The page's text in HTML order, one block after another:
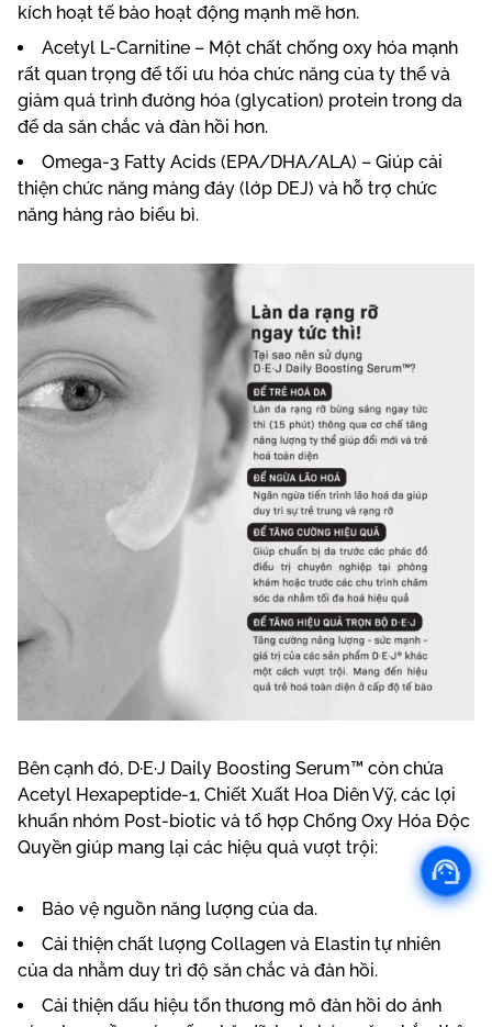
kích hoạt tế bào hoạt động mạnh mẽ hơn.
Acetyl L-Carnitine – Một chất chống oxy hóa mạnh
rất quan trọng để tối ưu hóa chức năng của ty thể và
giảm quá trình đường hóa (glycation) protein trong da
để da săn chắc và đàn hồi hơn.
Omega-3 Fatty Acids (EPA/DHA/ALA) – Giúp cải
thiện chức năng màng đáy (lớp DEJ) và hỗ trợ chức
năng hàng rào biểu bì.
Bên cạnh đó, D·E·J Daily Boosting Serum™ còn chứa
Acetyl Hexapeptide-1, Chiết Xuất Hoa Diên Vỹ, các lợi
khuẩn nhóm Post-biotic và tổ hợp Chống Oxy Hóa Độc
Quyền giúp mang lại các hiệu quả vượt trội:
Bảo vệ nguồn năng lượng của da.
Cải thiện chất lượng Collagen và Elastin tự nhiên
của da nhằm duy trì độ săn chắc và đàn hồi.
Cải thiện dấu hiệu tổn thương mô đàn hồi do ánh